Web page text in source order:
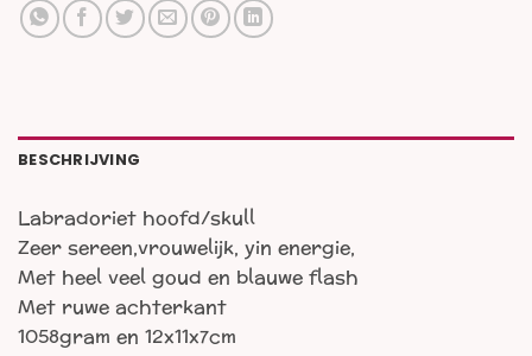
BESCHRIJVING
Labradoriet hoofd/skull
Zeer sereen,vrouwelijk, yin energie,
Met heel veel goud en blauwe flash
Met ruwe achterkant
1058gram en 12x11x7cm